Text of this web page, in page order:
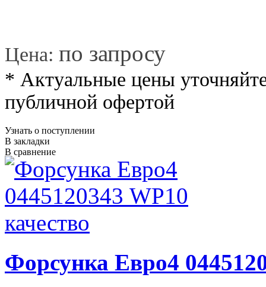
Цена: по запросу
* Актуальные цены
публичной офертой
Узнать о поступлении
В закладки
В сравнение
Форсунка Евро4